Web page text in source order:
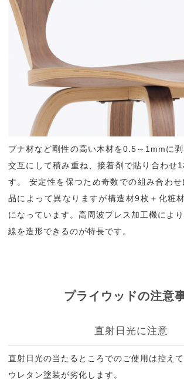
ブナ材など剛性の高い木材を0.5～1mmに
交互にして積み重ね、接着剤で貼り合わせ
す。 安定性を保つため奇数での組み合わ
品によって異なりますが構造材9枚＋化粧
になっています。高周波プレス加工機によ
線を造形できるのが特長です。
プライウッドの注意
直射日光に注意
直射日光の当たるところでのご使用は控え
ウレタン塗装が劣化します。